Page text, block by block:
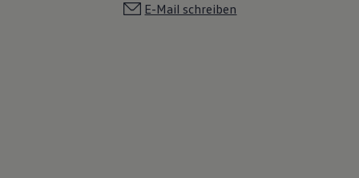
E-Mail schreiben